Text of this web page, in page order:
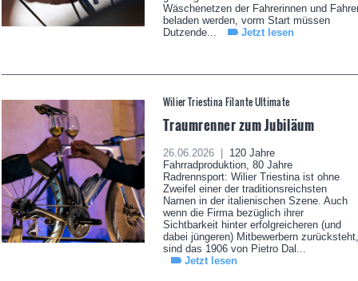
Wäschenetzen der Fahrerinnen und
beladen werden, vorm Start müssen
Dutzende...
Jetzt lesen
Wilier Triestina Filante Ultimate
Traumrenner zum Jubiläum
26.06.2026 |
120 Jahre
Fahrradproduktion, 80 Jahre
Radrennsport: Wilier Triestina ist ohne
Zweifel einer der traditionsreichsten
Namen in der italienischen Szene. Auch
wenn die Firma bezüglich ihrer
Sichtbarkeit hinter erfolgreicheren (und
dabei jüngeren) Mitbewerbern zurücksteht,
sind das 1906 von Pietro Dal...
Jetzt lesen